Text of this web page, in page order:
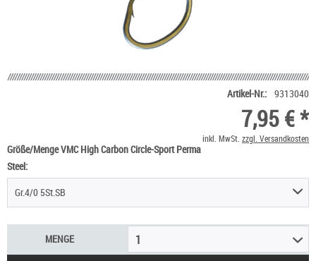
Artikel-Nr.: 9313040
7,95 € *
inkl. MwSt. zzgl. Versandkosten
Größe/Menge VMC High Carbon Circle-Sport Perma
Steel:
Gr.4/0 5St.SB
MENGE 1